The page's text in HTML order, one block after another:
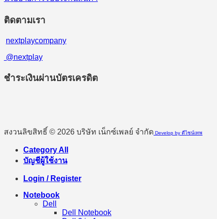
ติดตามเรา
nextplaycompany
@nextplay
ชำระเงินผ่านบัตรเครดิต
สงวนลิขสิทธิ์ © 2026 บริษัท เน็กซ์เพลย์ จำกัด Develop by ดีไซน์เทพ
Category All
บัญชีผู้ใช้งาน
Login / Register
Notebook
Dell
Dell Notebook